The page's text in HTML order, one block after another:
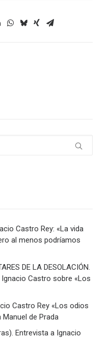
Castro Rey: «La vida
al menos podríamos
DE LA DESOLACIÓN.
Castro sobre «Los
Castro Rey «Los odios
de Prada
Entrevista a Ignacio